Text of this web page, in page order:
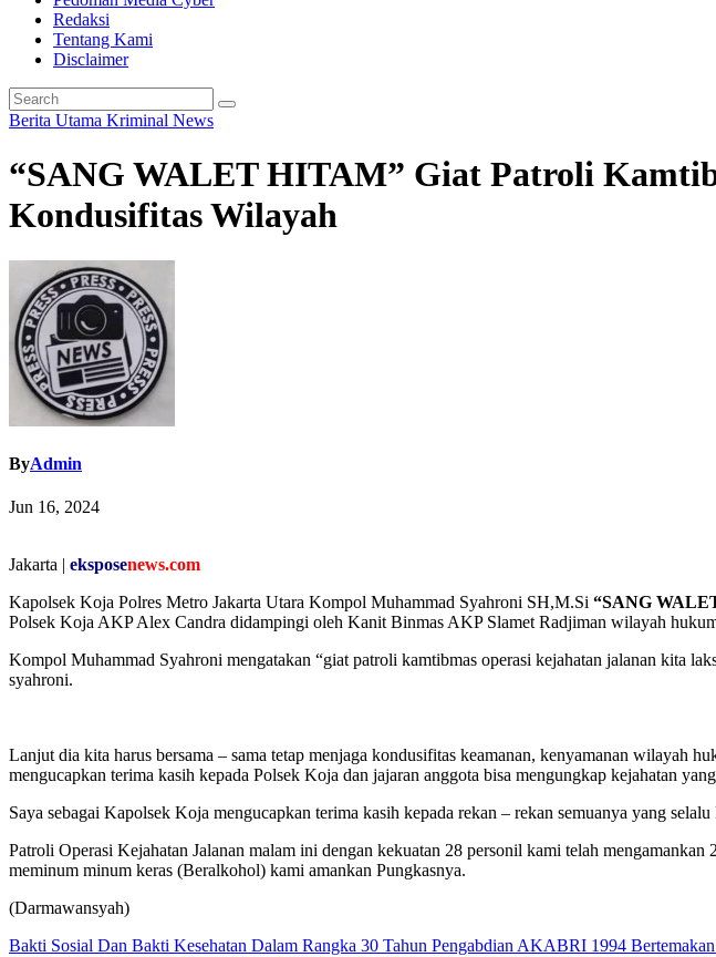
Redaksi
Tentang Kami
Disclaimer
Berita Utama Kriminal News
“SANG WALET HITAM” Giat Patroli
Kondusifitas Wilayah
ByAdmin
Jun 16, 2024
Jakarta | eksposenews.com
Kapolsek Koja Polres Metro Jakarta Utara Kompol Muhammad Syahroni SH,M.Si “SANG
Polsek Koja AKP Alex Candra didampingi oleh Kanit Binmas AKP Slamet Radjiman wilayah
Kompol Muhammad Syahroni mengatakan “giat patroli kamtibmas operasi kejahatan jalanan kita
syahroni.
Lanjut dia kita harus bersama – sama tetap menjaga kondusifitas keamanan, kenyamanan
mengucapkan terima kasih kepada Polsek Koja dan jajaran anggota bisa mengungkap kejahatan
Saya sebagai Kapolsek Koja mengucapkan terima kasih kepada rekan – rekan semuanya yang
Patroli Operasi Kejahatan Jalanan malam ini dengan kekuatan 28 personil kami telah
meminum minum keras (Beralkohol) kami amankan Pungkasnya.
(Darmawansyah)
Navigasi
Bakti Sosial Dan Bakti Kesehatan Dalam Rangka 30 Tahun Pengabdian AKABRI 1994